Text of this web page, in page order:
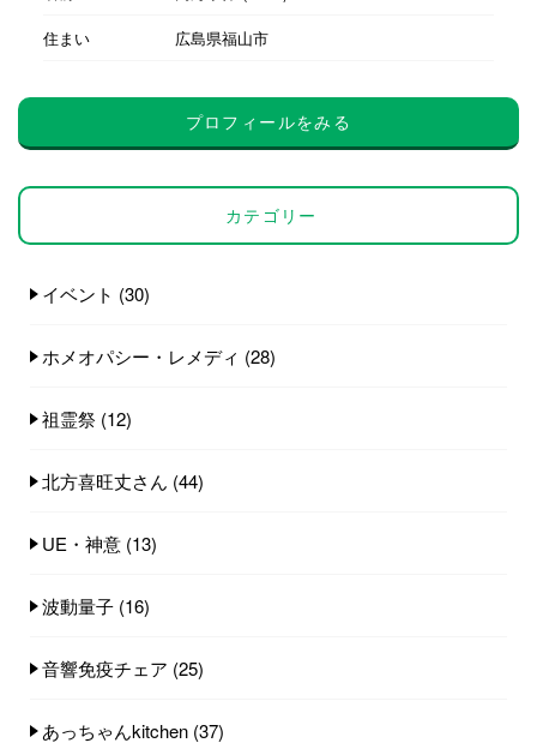
住まい
広島県福山市
プロフィールをみる
カテゴリー
イベント (30)
ホメオパシー・レメディ (28)
祖霊祭 (12)
北方喜旺丈さん (44)
UE・神意 (13)
波動量子 (16)
音響免疫チェア (25)
あっちゃんkitchen (37)